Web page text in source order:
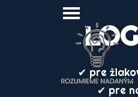
Preskočiť menu
✔ pre
✔ pre